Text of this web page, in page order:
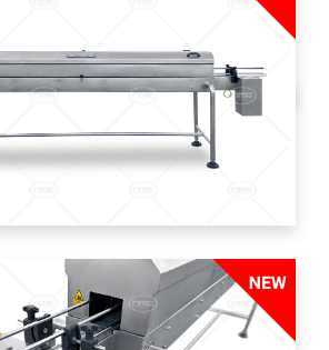
kaldırıcı ve trafik bantları
VE YOĞUNLAŞTIRILMA
ve Aksesuarlar
platformları